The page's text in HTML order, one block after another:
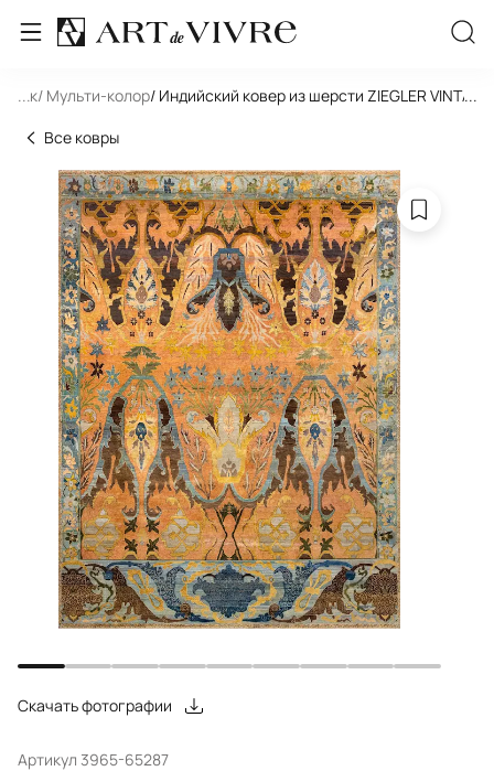
... / Мульти-колор/ Индийский ковер из шерсти ZIEGLER
...
Все ковры
Скачать фотографии
Артикул 3965-65287